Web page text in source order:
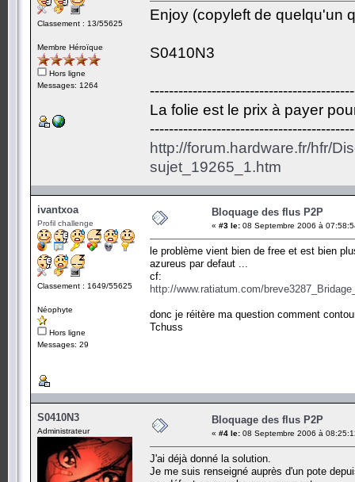
Classement : 13/55625
Membre Héroïque
Hors ligne
Messages: 1264
Enjoy (copyleft de quelqu'un
S0410N3
La folie est le prix à payer
http://forum.hardware.fr/hfr/
sujet_19265_1.htm
ivantxoa
Profil challenge
Classement : 1649/55625
Néophyte
Hors ligne
Messages: 29
Bloquage des flus P2P
« #3 le: 08 Septembre 2006 à
le problème vient bien de free et est bien
azureus par defaut ...
cf:
http://www.ratiatum.com/
donc je réitère ma question comment
Tchuss
S0410N3
Administrateur
Bloquage des flus P2P
« #4 le: 08 Septembre 2006 à
J'ai déjà donné la solution.
Je me suis renseigné auprès d'un pote